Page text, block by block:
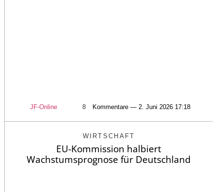
JF-Online 8 Kommentare — 2. Juni 2026 17:18
WIRTSCHAFT
EU-Kommission halbiert
Wachstumsprognose für Deutschland